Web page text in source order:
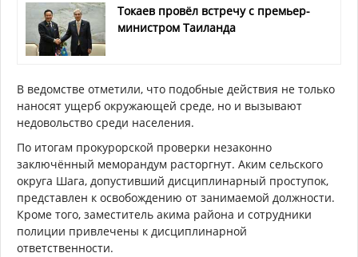
Токаев провёл встречу с премьер-
министром Таиланда
В ведомстве отметили, что подобные действия не только
наносят ущерб окружающей среде, но и вызывают
недовольство среди населения.
По итогам прокурорской проверки незаконно
заключённый меморандум расторгнут. Аким сельского
округа Шага, допустивший дисциплинарный проступок,
представлен к освобождению от занимаемой должности.
Кроме того, заместитель акима района и сотрудники
полиции привлечены к дисциплинарной
ответственности.